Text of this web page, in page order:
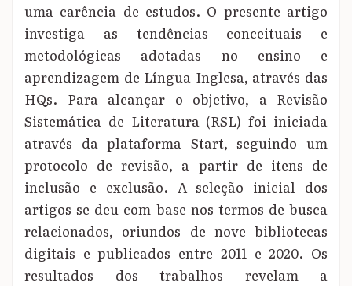
uma carência de estudos. O presente artigo
investiga as tendências conceituais e
metodológicas adotadas no ensino e
aprendizagem de Língua Inglesa, através das
HQs. Para alcançar o objetivo, a Revisão
Sistemática de Literatura (RSL) foi iniciada
através da plataforma Start, seguindo um
protocolo de revisão, a partir de itens de
inclusão e exclusão. A seleção inicial dos
artigos se deu com base nos termos de busca
relacionados, oriundos de nove bibliotecas
digitais e publicados entre 2011 e 2020. Os
resultados dos trabalhos revelam a